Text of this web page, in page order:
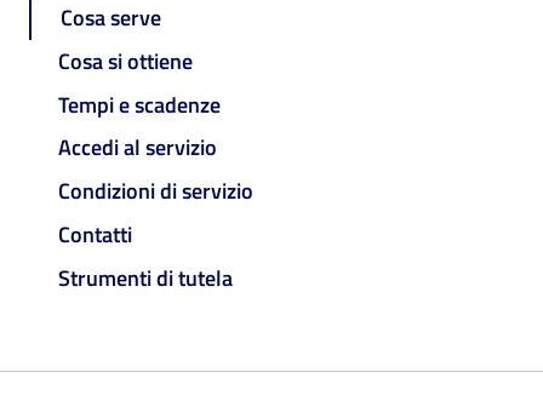
Cosa serve
Cosa si ottiene
Tempi e scadenze
Accedi al servizio
Condizioni di servizio
Contatti
Strumenti di tutela